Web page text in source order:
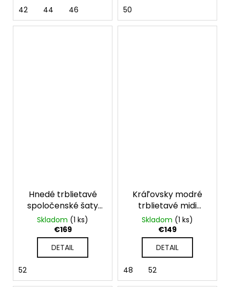
42 44 46 50
Hnedé trblietavé
spoločenské šaty
pre moletky Julia
Skladom (1 ks)
€169
DETAIL
52
Kráľovsky modré
trblietavé midi
spoločenské šaty
Skladom (1 ks)
€149
DETAIL
48 52